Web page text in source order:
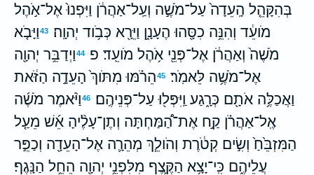
בְּהִקָּהֵ֤ל הָֽעֵדָה֙ עַל־מֹשֶׁ֣ה וְעַֽל־אַהֲרֹ֔ן וַיִּפְנוּ֙ אֶל־אֹ֣הֶל
מֹועֵ֔ד וְהִנֵּ֥ה כִסָּ֖הוּ הֶעָנָ֑ן וַיֵּרָ֖א כְּבֹ֥וד יְהוָֽה׃
43וַיָּבֹ֤א
מֹשֶׁה֙ וְאַהֲרֹ֔ן אֶל־פְּנֵ֖י אֹ֥הֶל מֹועֵֽד׃ פ
44וַיְדַבֵּ֥ר יְהוָ֖ה
אֶל־מֹשֶׁ֥ה לֵּאמֹֽר׃ 45הֵרֹ֗מּוּ מִתֹּוךְ֙ הָעֵדָ֣ה הַזֹּ֔את
וַאֲכַלֶּ֥ה אֹתָ֖ם כְּרָ֑גַע וַֽיִּפְּל֖וּ עַל־פְּנֵיהֶֽם׃
46וַיֹּ֨אמֶר מֹשֶׁ֜ה
אֶֽל־אַהֲרֹ֗ן קַ֣ח אֶת־הַ֠מַּחְתָּה וְתֶן־עָלֶ֨יהָ אֵ֜שׁ מֵעַ֤ל
הַמִּזְבֵּ֙חַ֙ וְשִׂ֣ים קְטֹ֔רֶת וְהֹולֵ֧ךְ מְהֵרָ֛ה אֶל־הָעֵדָ֖ה וְכַפֵּ֣ר
עֲלֵיהֶ֑ם כִּֽי־יָצָ֥א הַקֶּ֛צֶף מִלִּפְנֵ֥י יְהוָ֖ה הֵחֵ֥ל הַנָּֽגֶף׃